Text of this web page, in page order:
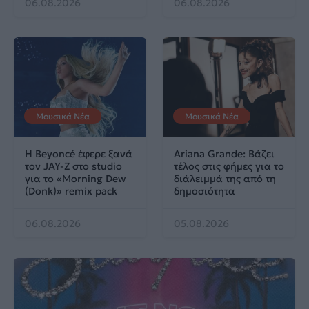
06.08.2026 06.08.2026
Μουσικά Νέα
Η Beyoncé έφερε ξανά
τον JAY-Z στο studio
για το «Morning Dew
(Donk)» remix pack
06.08.2026
Μουσικά Νέα
Ariana Grande: Βάζει
τέλος στις φήμες για το
διάλειμμά της από τη
δημοσιότητα
05.08.2026